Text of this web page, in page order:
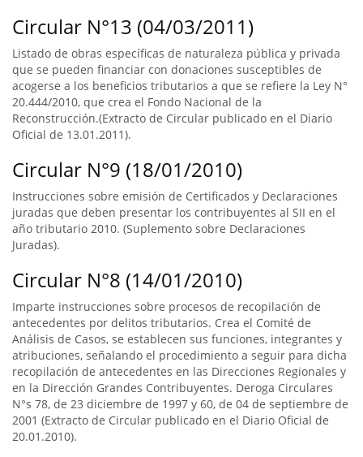
Circular N°13 (04/03/2011)
Listado de obras específicas de naturaleza pública y privada
que se pueden financiar con donaciones susceptibles de
acogerse a los beneficios tributarios a que se refiere la Ley N°
20.444/2010, que crea el Fondo Nacional de la
Reconstrucción.(Extracto de Circular publicado en el Diario
Oficial de 13.01.2011).
Circular N°9 (18/01/2010)
Instrucciones sobre emisión de Certificados y Declaraciones
juradas que deben presentar los contribuyentes al SII en el
año tributario 2010. (Suplemento sobre Declaraciones
Juradas).
Circular N°8 (14/01/2010)
Imparte instrucciones sobre procesos de recopilación de
antecedentes por delitos tributarios. Crea el Comité de
Análisis de Casos, se establecen sus funciones, integrantes y
atribuciones, señalando el procedimiento a seguir para dicha
recopilación de antecedentes en las Direcciones Regionales y
en la Dirección Grandes Contribuyentes. Deroga Circulares
N°s 78, de 23 diciembre de 1997 y 60, de 04 de septiembre de
2001 (Extracto de Circular publicado en el Diario Oficial de
20.01.2010).